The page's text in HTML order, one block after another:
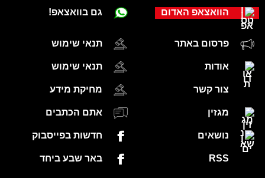
גם בוואצאפ!
תנאי שימוש
תנאי שימוש
מחיקת מידע
אתם הכתבים
חדשות בפייסבוק
באר שבע ביחד
הוואצאפ האדום
פרסום באתר
אודות
צור קשר
מגזין
נושאים
RSS